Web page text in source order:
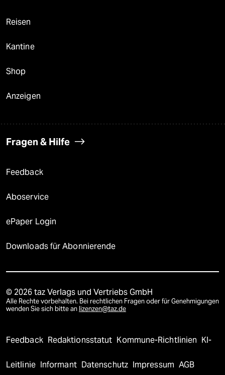
Reisen
Kantine
Shop
Anzeigen
Fragen & Hilfe
Feedback
Aboservice
ePaper Login
Downloads für Abonnierende
© 2026 taz Verlags und Vertriebs GmbH
Alle Rechte vorbehalten. Bei rechtlichen Fragen oder für Genehmigungen
wenden Sie sich bitte an lizenzen@taz.de
Feedback Redaktionsstatut Kommune-Richtlinien KI-
Leitlinie Informant Datenschutz Impressum AGB